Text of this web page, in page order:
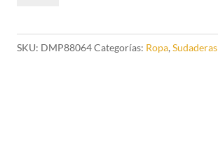
Meltdown
SKU: DMP88064 Categorías: Ropa, Sudaderas